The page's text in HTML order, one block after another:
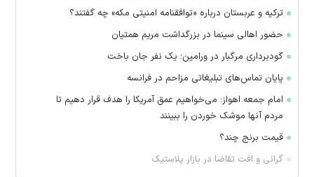
ترکیه و عربستان درباره «توافقنامه امنیتی مکه» چه گفتند؟
حضور اهالی سینما در بزرگداشت مریم همتیان
گودبرداری مرگبار در ورامین؛ یک نفر جان باخت
پایان تماس‌های تبلیغاتی مزاحم در فرانسه
امام جمعه اهواز: می‌خواهیم عمق آمریکا را هدف قرار دهیم تا
مردم آنها موشک خوردن را ببینند
قیمت برنج چند؟
گرانی و افت تقاضا در بازار پلاستیک